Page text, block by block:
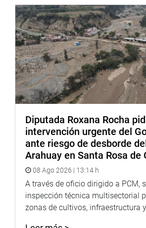
Diputada Roxana Rocha
intervención urgente del
ante riesgo de desborde
Arahuay en Santa Rosa de
08 Ago 2026 | 13:14 h
A través de oficio dirigido a PCM,
inspección técnica multisectorial
zonas de cultivos, infraestructura